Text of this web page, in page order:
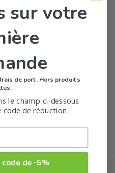
Kertyol p.s.o.
de fidélité
sur votre
de port. Hors produits
le champ ci-dessous
de réduction.
de -5%